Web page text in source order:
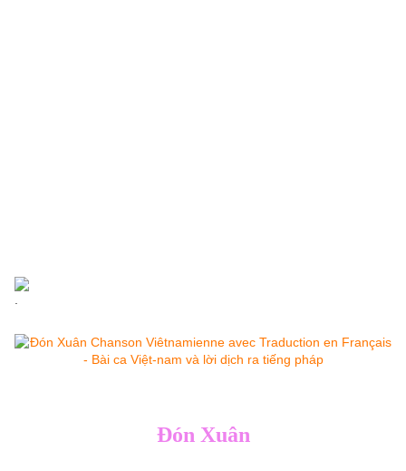
Đón Xuân